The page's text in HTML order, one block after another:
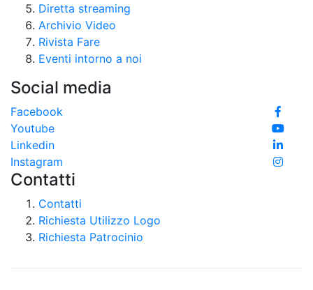
Diretta streaming
Archivio Video
Rivista Fare
Eventi intorno a noi
Social media
Facebook
Youtube
Linkedin
Instagram
Contatti
Contatti
Richiesta Utilizzo Logo
Richiesta Patrocinio